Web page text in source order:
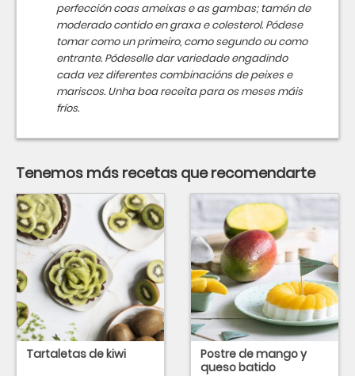
perfección coas ameixas e as gambas; tamén de
moderado contido en graxa e colesterol. Pódese
tomar como un primeiro, como segundo ou como
entrante. Pódeselle dar variedade engadindo
cada vez diferentes combinacións de peixes e
mariscos. Unha boa receita para os meses máis
fríos.
Tenemos más recetas que recomendarte
Tartaletas de kiwi
Postre de mango y
queso batido